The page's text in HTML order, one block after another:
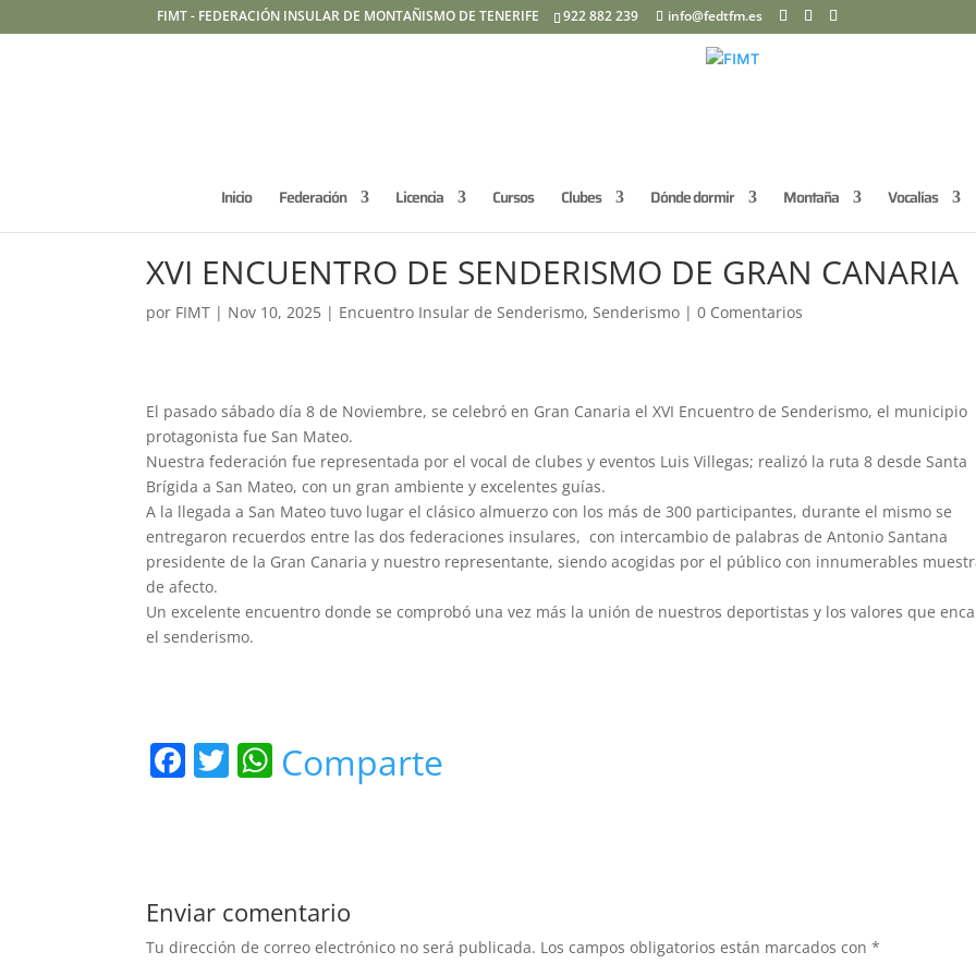
FIMT - FEDERACIÓN INSULAR DE MONTAÑISMO DE TENERIFE 922 882 239 info@fedtfm.es
Inicio Federación Licencia Cursos Clubes Dónde dormir Montaña Vocalías
XVI ENCUENTRO DE SENDERISMO DE GRAN CANARIA
por FIMT | Nov 10, 2025 | Encuentro Insular de Senderismo,Senderismo |0 Comentarios
El pasado sábado día 8 de Noviembre, se celebró en Gran Canaria el XVI Encuentro de Senderismo, el municipio
protagonista fue San Mateo.
Nuestra federación fue representada por el vocal de clubes y eventos Luis Villegas; realizó la ruta 8 desde Santa
Brígida a San Mateo, con un gran ambiente y excelentes guías.
A la llegada a San Mateo tuvo lugar el clásico almuerzo con los más de 300 participantes, durante el mismo se
entregaron recuerdos entre las dos federaciones insulares, con intercambio de palabras de Antonio Santana
presidente de la Gran Canaria y nuestro representante, siendo acogidas por el público con innumerables
de afecto.
Un excelente encuentro donde se comprobó una vez más la unión de nuestros deportistas y los valores que
el senderismo.
F
b
o
T W
A
p
Comparte
Enviar comentario
Tu dirección de correo electrónico no será publicada. Los campos obligatorios están marcados con*